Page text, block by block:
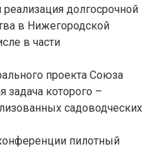
долгосрочной
в Нижегородской
в части
проекта Союза
которого –
садоводческих
пилотный